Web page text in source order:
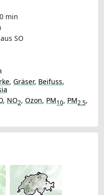
min
aus SO
, Gräser, Beifuss,
, NO2, Ozon, PM10, PM2.5,